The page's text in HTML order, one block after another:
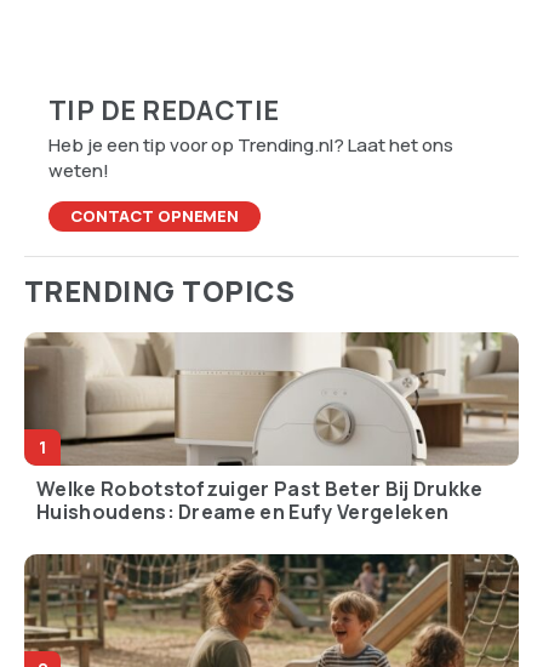
TIP DE REDACTIE
Heb je een tip voor op Trending.nl? Laat het ons
weten!
CONTACT OPNEMEN
TRENDING TOPICS
Welke Robotstofzuiger Past Beter Bij Drukke
Huishoudens: Dreame en Eufy Vergeleken